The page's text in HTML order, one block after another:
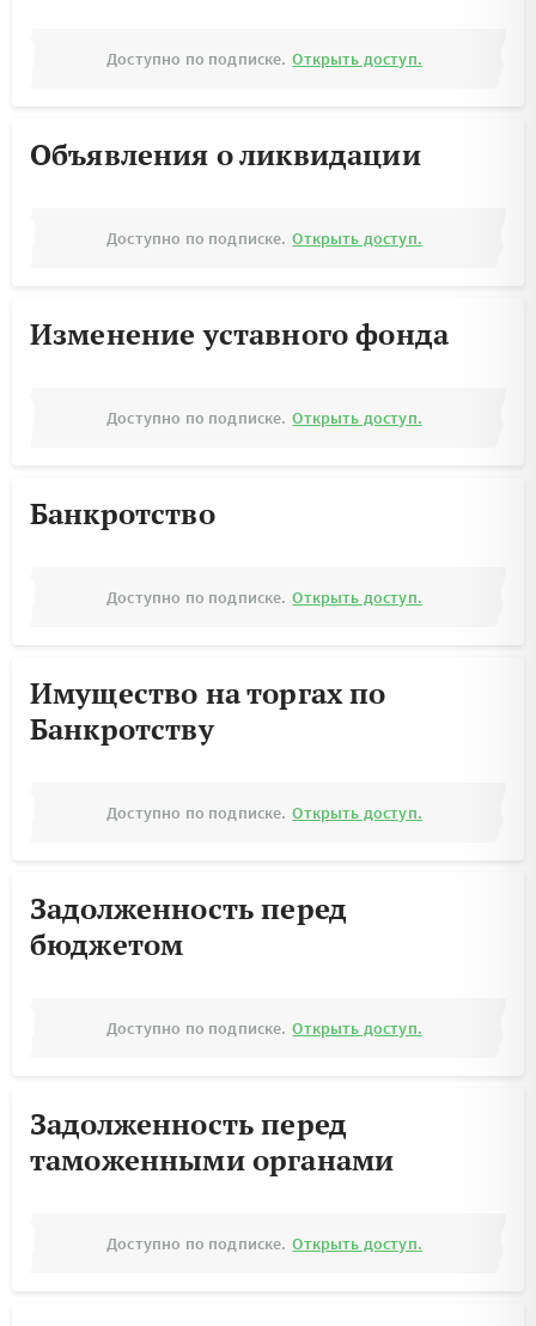
Доступно по подписке. Открыть доступ.
Объявления о ликвидации
Доступно по подписке. Открыть доступ.
Изменение уставного фонда
Доступно по подписке. Открыть доступ.
Банкротство
Доступно по подписке. Открыть доступ.
Имущество на торгах по
Банкротству
Доступно по подписке. Открыть доступ.
Задолженность перед
бюджетом
Доступно по подписке. Открыть доступ.
Задолженность перед
таможенными органами
Доступно по подписке. Открыть доступ.